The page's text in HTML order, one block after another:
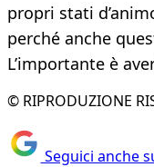
propri stati
perché anche
L’importante è
© RIPRODUZIONE
Seguici anche